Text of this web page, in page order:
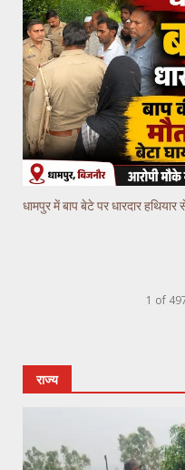
धामपुर में बाप बेटे पर धारदार
1 of
राज्य